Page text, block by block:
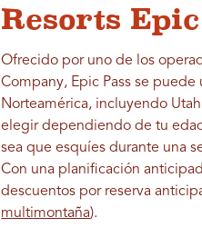
Resorts
Ofrecido por uno de los
Company, Epic Pass se
Norteamérica, incluyendo Utah
elegir dependiendo de tu
sea que esquíes durante una
Con una planificación
descuentos por reserva
multimontaña).